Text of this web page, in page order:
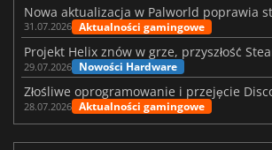
31.07.2026 Aktualności gamingowe
29.07.2026 Nowości Hardware
28.07.2026 Aktualności gamingowe